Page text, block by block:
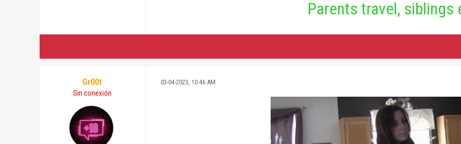
Parents travel, siblings
Gr00t
Sin conexión
03-04-2023, 10:46 AM